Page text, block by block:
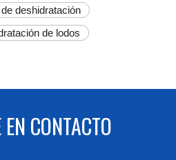
deshidratación
de lodos
CONTACTO